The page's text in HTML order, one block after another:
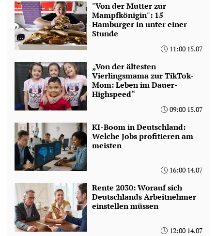
"Von der Mutter zur
Mampfkönigin": 15
Hamburger in unter einer
Stunde
11:00 15.07
„Von der ältesten
Vierlingsmama zur TikTok-
Mom: Leben im Dauer-
Highspeed“
09:00 15.07
KI-Boom in Deutschland:
Welche Jobs profitieren am
meisten
16:00 14.07
Rente 2030: Worauf sich
Deutschlands Arbeitnehmer
einstellen müssen
12:00 14.07